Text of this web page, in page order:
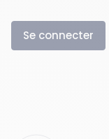
Se connecter